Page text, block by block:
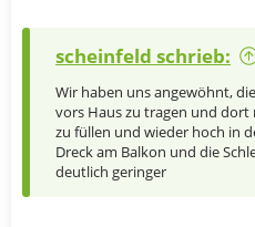
scheinfeld schrieb:
Wir haben uns angewöhnt,
vors Haus zu tragen und dort
zu füllen und wieder hoch in
Dreck am Balkon und die
deutlich geringer